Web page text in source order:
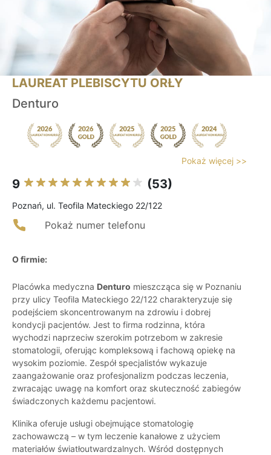
LAUREAT PLEBISCYTU ORŁY
Denturo
Pokaż więcej >>
9 (53)
Poznań, ul. Teofila Mateckiego 22/122
Pokaż numer telefonu
O firmie:
Placówka medyczna Denturo mieszcząca się w Poznaniu
przy ulicy Teofila Mateckiego 22/122 charakteryzuje się
podejściem skoncentrowanym na zdrowiu i dobrej
kondycji pacjentów. Jest to firma rodzinna, która
wychodzi naprzeciw szerokim potrzebom w zakresie
stomatologii, oferując kompleksową i fachową opiekę na
wysokim poziomie. Zespół specjalistów wykazuje
zaangażowanie oraz profesjonalizm podczas leczenia,
zwracając uwagę na komfort oraz skuteczność zabiegów
świadczonych każdemu pacjentowi.
Klinika oferuje usługi obejmujące stomatologię
zachowawczą – w tym leczenie kanałowe z użyciem
materiałów światłoutwardzalnych. Wśród dostępnych